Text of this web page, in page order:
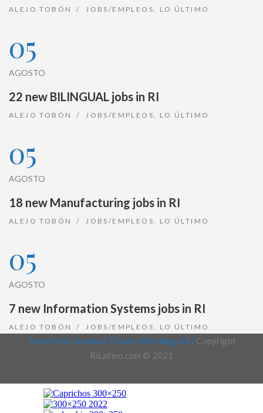
ALEJO TOBÓN JOBS/EMPLEOS, LO ÚLTIMO
05
AGOSTO
22 new BILINGUAL jobs in RI
ALEJO TOBÓN JOBS/EMPLEOS, LO ÚLTIMO
05
AGOSTO
18 new Manufacturing jobs in RI
ALEJO TOBÓN JOBS/EMPLEOS, LO ÚLTIMO
05
AGOSTO
7 new Information Systems jobs in RI
ALEJO TOBÓN JOBS/EMPLEOS, LO ÚLTIMO
Desarrollo Joralmor, Diseño Web Bogotá | Copyright
RiLatino.com © 2021